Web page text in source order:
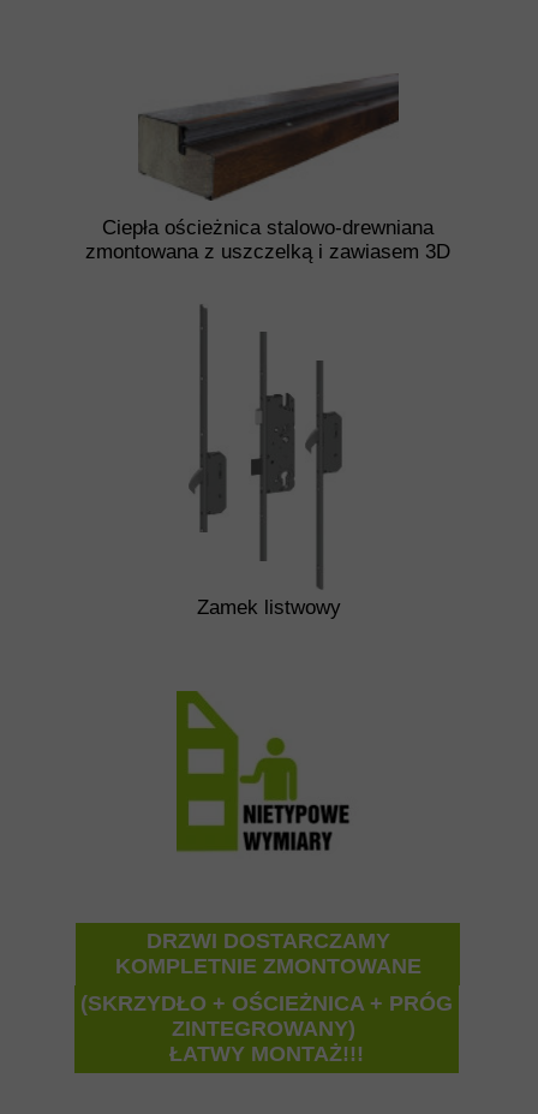
Ciepła ościeżnica stalowo-drewniana
zmontowana z uszczelką i zawiasem 3D
Zamek listwowy
(SKRZYDŁO + OŚCIEŻNICA + PRÓG
ZINTEGROWANY)
ŁATWY MONTAŻ!!!
DRZWI DOSTARCZAMY
KOMPLETNIE ZMONTOWANE